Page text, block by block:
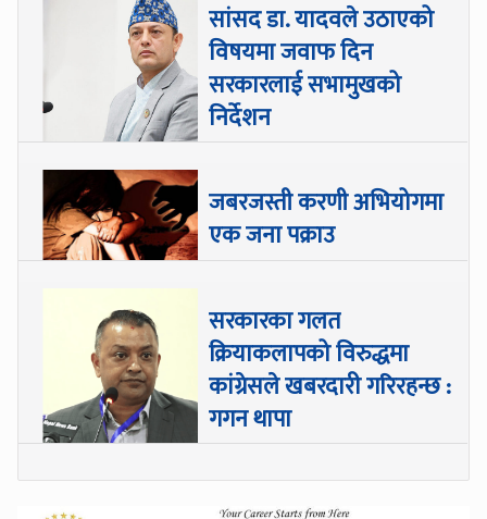
सांसद डा‍‍. यादवले उठाएको
विषयमा जवाफ दिन
सरकारलाई सभामुखको
निर्देशन
जबरजस्ती करणी अभियोगमा
एक जना पक्राउ
सरकारका गलत
क्रियाकलापको विरुद्धमा
कांग्रेसले खबरदारी गरिरहन्छ :
गगन थापा